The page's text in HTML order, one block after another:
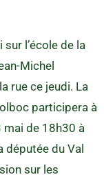
l’école de la
Michel
rue ce jeudi. La
participera à
mai de 18h30 à
députée du Val
sur les